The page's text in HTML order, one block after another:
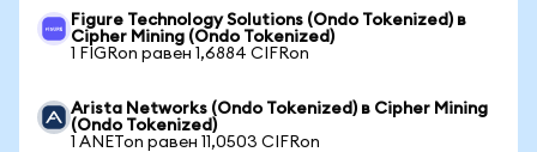
Figure Technology Solutions (Ondo Tokenized) в
Cipher Mining (Ondo Tokenized)
1 FIGRon равен 1,6884 CIFRon
Arista Networks (Ondo Tokenized) в Cipher Mining
(Ondo Tokenized)
1 ANETon равен 11,0503 CIFRon